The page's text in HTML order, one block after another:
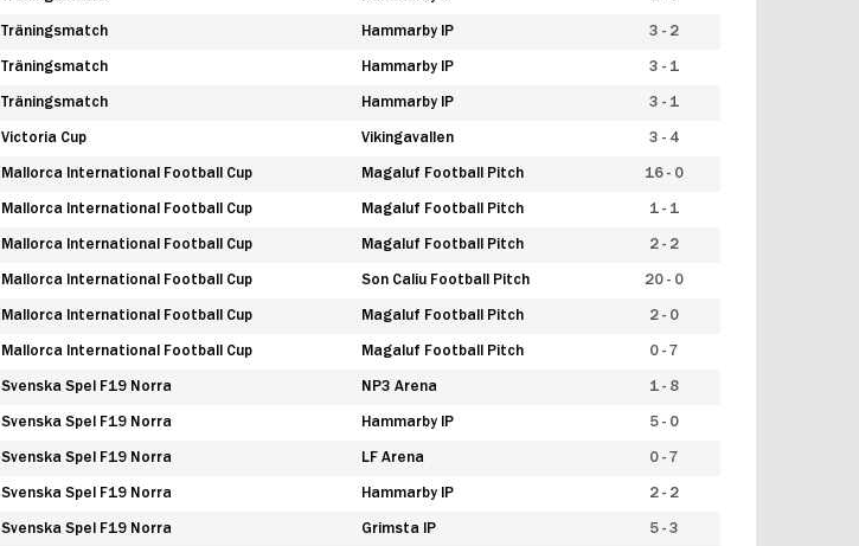
Träningsmatch Hammarby IP 3 - 2
Träningsmatch Hammarby IP 3 - 1
Träningsmatch Hammarby IP 3 - 1
Victoria Cup Vikingavallen 3 - 4
Mallorca International Football Cup Magaluf Football Pitch 16 - 0
Mallorca International Football Cup Magaluf Football Pitch 1 - 1
Mallorca International Football Cup Magaluf Football Pitch 2 - 2
Mallorca International Football Cup Son Caliu Football Pitch 20 - 0
Mallorca International Football Cup Magaluf Football Pitch 2 - 0
Mallorca International Football Cup Magaluf Football Pitch 0 - 7
Svenska Spel F19 Norra NP3 Arena 1 - 8
Svenska Spel F19 Norra Hammarby IP 5 - 0
Svenska Spel F19 Norra LF Arena 0 - 7
Svenska Spel F19 Norra Hammarby IP 2 - 2
Svenska Spel F19 Norra Grimsta IP 5 - 3